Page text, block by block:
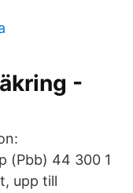
-
(Pbb) 44 300 1
upp till